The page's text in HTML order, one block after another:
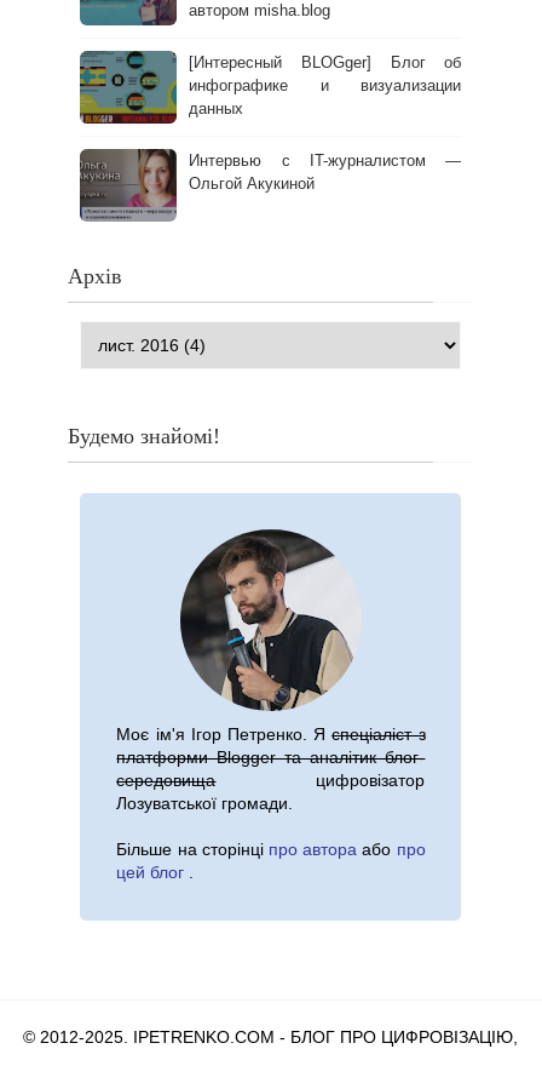
автором misha.blog
[Интересный BLOGger] Блог об
инфографике и визуализации
данных
Интервью с IT-журналистом —
Ольгой Акукиной
Архів
Будемо знайомі!
Моє ім'я Ігор Петренко . Яспеціаліст з
платформи Blogger та аналітик блог-
середовищацифровізатор
Лозуватської громади.
Більше на сторінці про автораабо про
цей блог
© 2012-2025. IPETRENKO.COM - БЛОГ ПРО ЦИФРОВІЗАЦІЮ,